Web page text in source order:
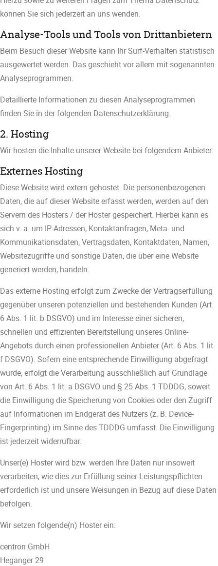
können Sie sich jederzeit an uns wenden.
Analyse-Tools und Tools von Dritt­anbietern
Beim Besuch dieser Website kann Ihr Surf-Verhalten statistisch
ausgewertet werden. Das geschieht vor allem mit sogenannten
Analyseprogrammen.
Detaillierte Informationen zu diesen Analyseprogrammen
finden Sie in der folgenden Datenschutzerklärung.
2. Hosting
Wir hosten die Inhalte unserer Website bei folgendem Anbieter:
Externes Hosting
Diese Website wird extern gehostet. Die personenbezogenen
Daten, die auf dieser Website erfasst werden, werden auf den
Servern des Hosters / der Hoster gespeichert. Hierbei kann es
sich v. a. um IP-Adressen, Kontaktanfragen, Meta- und
Kommunikationsdaten, Vertragsdaten, Kontaktdaten, Namen,
Websitezugriffe und sonstige Daten, die über eine Website
generiert werden, handeln.
Das externe Hosting erfolgt zum Zwecke der Vertragserfüllung
gegenüber unseren potenziellen und bestehenden Kunden (Art.
6 Abs. 1 lit. b DSGVO) und im Interesse einer sicheren,
schnellen und effizienten Bereitstellung unseres Online-
Angebots durch einen professionellen Anbieter (Art. 6 Abs. 1 lit.
f DSGVO). Sofern eine entsprechende Einwilligung abgefragt
wurde, erfolgt die Verarbeitung ausschließlich auf Grundlage
von Art. 6 Abs. 1 lit. a DSGVO und § 25 Abs. 1 TDDDG, soweit
die Einwilligung die Speicherung von Cookies oder den Zugriff
auf Informationen im Endgerät des Nutzers (z. B. Device-
Fingerprinting) im Sinne des TDDDG umfasst. Die Einwilligung
ist jederzeit widerrufbar.
Unser(e) Hoster wird bzw. werden Ihre Daten nur insoweit
verarbeiten, wie dies zur Erfüllung seiner Leistungspflichten
erforderlich ist und unsere Weisungen in Bezug auf diese Daten
befolgen.
Wir setzen folgende(n) Hoster ein:
centron GmbH
Heganger 29